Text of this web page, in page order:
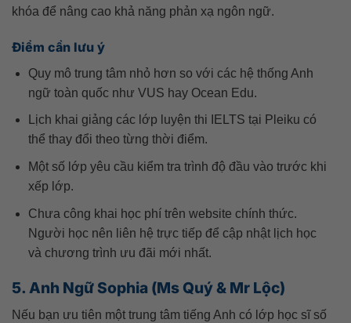
khóa để nâng cao khả năng phản xạ ngôn ngữ.
Điểm cần lưu ý
Quy mô trung tâm nhỏ hơn so với các hệ thống Anh
ngữ toàn quốc như VUS hay Ocean Edu.
Lịch khai giảng các lớp luyện thi IELTS tại Pleiku có
thể thay đổi theo từng thời điểm.
Một số lớp yêu cầu kiểm tra trình độ đầu vào trước khi
xếp lớp.
Chưa công khai học phí trên website chính thức.
Người học nên liên hệ trực tiếp để cập nhật lịch học
và chương trình ưu đãi mới nhất.
5. Anh Ngữ Sophia (Ms Quý & Mr Lộc)
Nếu bạn ưu tiên một trung tâm tiếng Anh có lớp học sĩ số